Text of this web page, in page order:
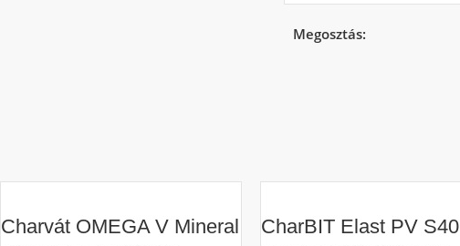
Megosztás:
Charvát OMEGA V Mineral
CharBIT Elast PV S40